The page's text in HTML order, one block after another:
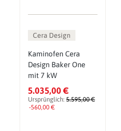
Cera Design
Kaminofen Cera
Design Baker One
mit 7 kW
5.035,00 €
Ursprünglich: 5.595,00 €
-560,00 €